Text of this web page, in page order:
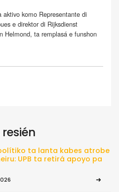
komo Representante di
e direktor di Rijksdienst
Helmond, ta remplasá e funshon
ta lanta kabes atrobe
UPB ta retirá apoyo pa